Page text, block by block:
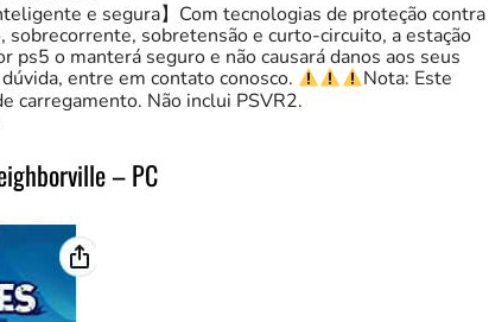
e segura】Com tecnologias de proteção contra
sobrecorrente, sobretensão e curto-circuito, a estação
ps5 o manterá seguro e não causará danos aos seus
entre em contato conosco.
Nota: Este
carregamento. Não inclui PSVR2.
– PC